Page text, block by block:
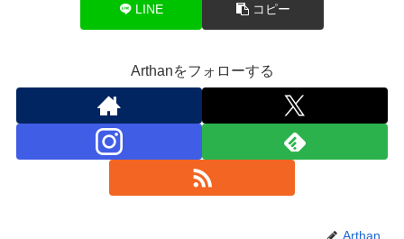
LINE コピー
Arthanをフォローする
Arthan